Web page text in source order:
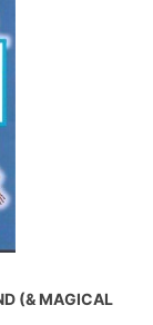
(& MAGICAL